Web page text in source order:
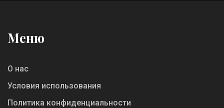
Меню
О нас
Условия использования
Политика конфиденциальности